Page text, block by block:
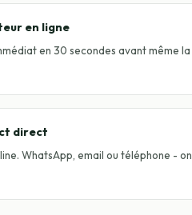
en ligne
en 30 secondes avant même la
direct
WhatsApp, email ou téléphone - on